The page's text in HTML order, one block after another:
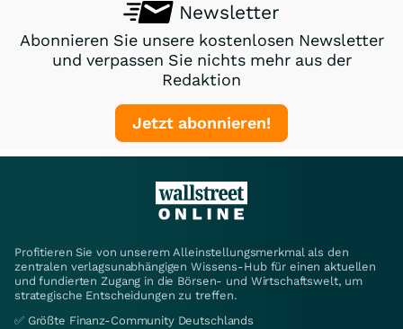
Newsletter
Abonnieren Sie unsere kostenlosen Newsletter
und verpassen Sie nichts mehr aus der
Redaktion
Jetzt abonnieren!
Profitieren Sie von unserem Alleinstellungsmerkmal als den
zentralen verlagsunabhängigen Wissens-Hub für einen aktuellen
und fundierten Zugang in die Börsen- und Wirtschaftswelt, um
strategische Entscheidungen zu treffen.
✅ Größte Finanz-Community Deutschlands